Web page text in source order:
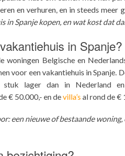
en verhuren, en in steeds meer
in Spanje kopen, en wat kost dat
in Spanje?
woningen Belgische en
voor een vakantiehuis in Spanje.
stuk lager dan in Nederland
€ 50.000,- en devilla’s al rond de €
een nieuwe of bestaande